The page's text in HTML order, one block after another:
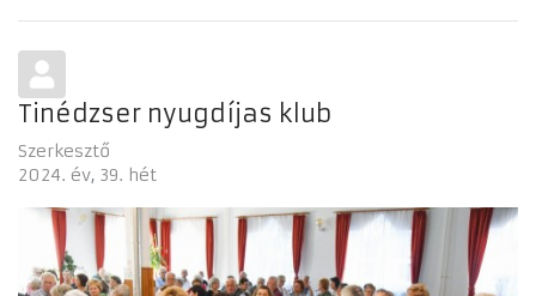
Tinédzser nyugdíjas klub
Szerkesztő
2024. év 39. hét